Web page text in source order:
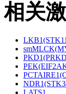
相关
LATS1